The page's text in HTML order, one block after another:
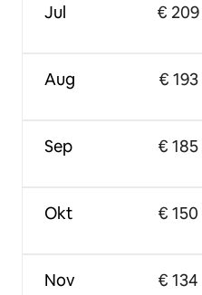
Jul
Aug
Sep
Okt
Nov
€ 209
€ 193
€ 185
€ 150
€ 134